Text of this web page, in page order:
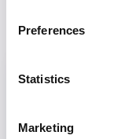
Preferences
Statistics
Marketing
MAREA BRITANIE
De la